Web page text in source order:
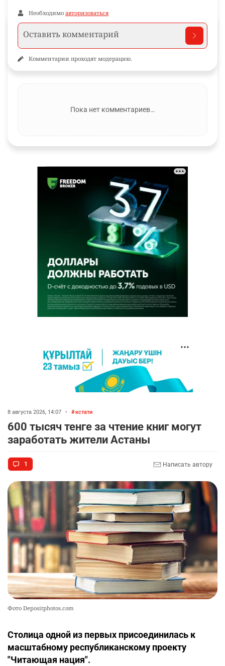
Необходимо авторизоваться
Комментарии проходят модерацию.
Пока нет комментариев…
8 августа 2026, 14:07 • кстати
600 тысяч тенге за чтение книг могут
заработать жители Астаны
1 Написать автору
Фото Depositphotos.com
Столица одной из первых присоединилась к
масштабному республиканскому проекту
"Читающая нация".